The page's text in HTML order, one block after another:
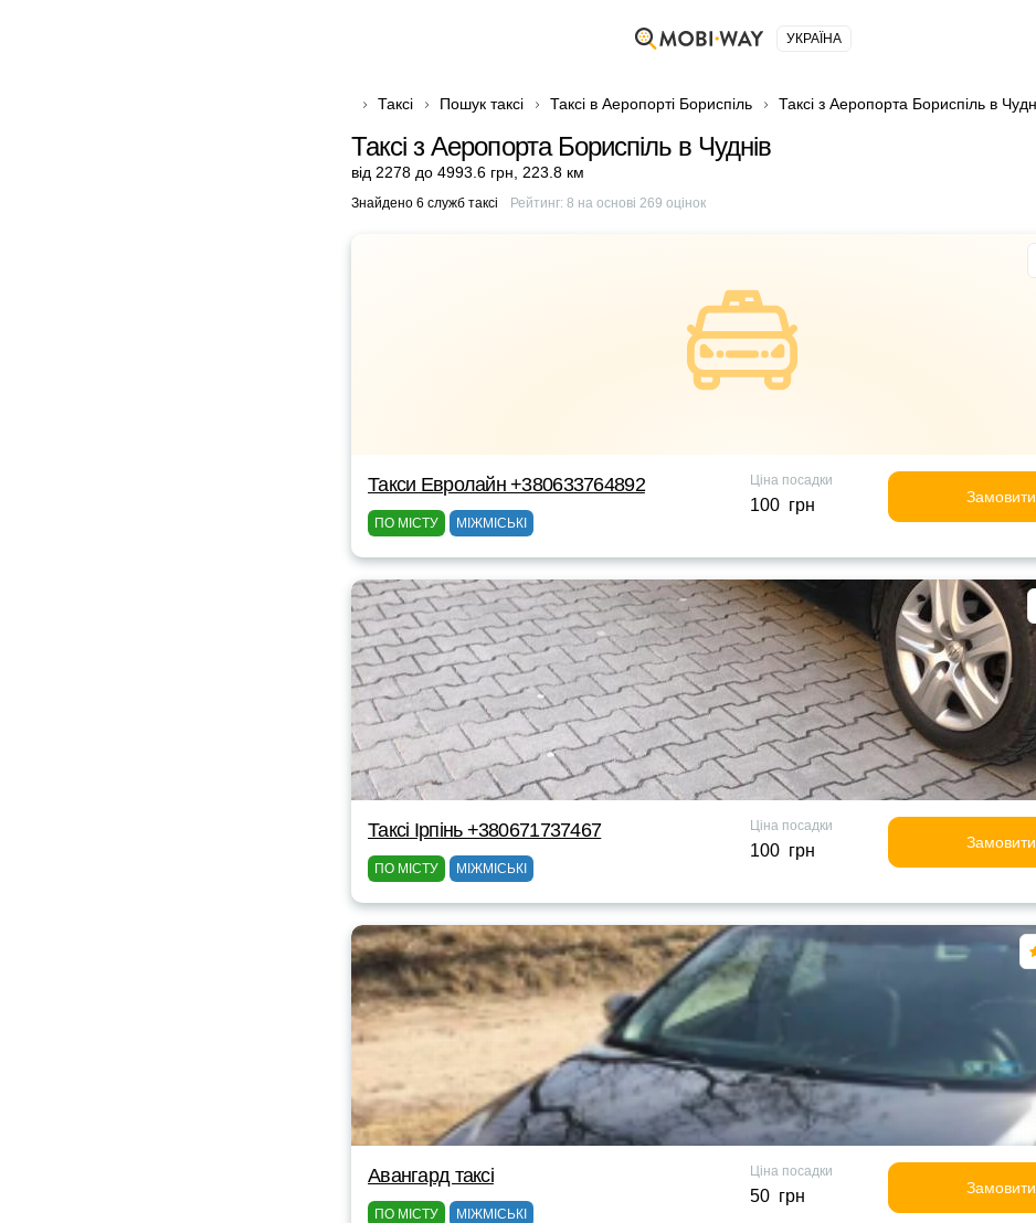
УКРАЇНА
Таксі Пошук таксі Таксі в Аеропорті Бориспіль Таксі з Аеропорта Бориспіль в
Таксі з Аеропорта Бориспіль в Чуднів
від 2278 до 4993.6 грн 223.8 км
Знайдено 6 служб таксі Рейтинг: 8 на основі 269 оцінок
Такси Евролайн +380633764892
ПО МІСТУ МІЖМІСЬКІ
Ціна посадки
100 грн Замовити
Таксі Ірпінь +380671737467
ПО МІСТУ МІЖМІСЬКІ
Ціна посадки
100 грн Замовити
Авангард таксі
ПО МІСТУ МІЖМІСЬКІ
Ціна посадки
50 грн Замовити